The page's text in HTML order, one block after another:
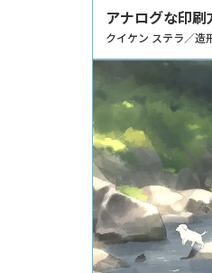
アナログな印
印刷を用いた
クイケン ステラ／造